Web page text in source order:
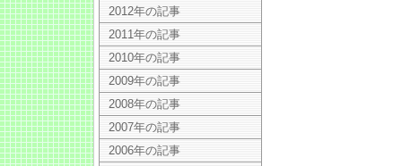
2012年の記事
2011年の記事
2010年の記事
2009年の記事
2008年の記事
2007年の記事
2006年の記事